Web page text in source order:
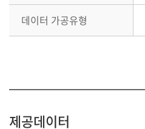
데이터 가공유형
제공데이터